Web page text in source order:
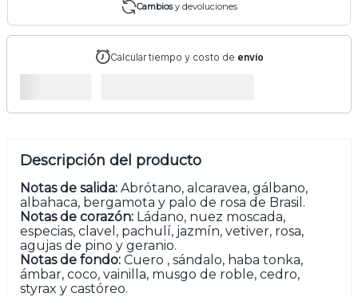
Cambiosy devoluciones
Calcular tiempo y costo de envío
Descripción del producto
Notas de salida: Abrótano, alcaravea, gálbano,
albahaca, bergamota y palo de rosa de Brasil.
Notas de corazón: Ládano, nuez moscada,
especias, clavel, pachulí, jazmín, vetiver, rosa,
agujas de pino y geranio.
Notas de fondo: Cuero , sándalo, haba tonka,
ámbar, coco, vainilla, musgo de roble, cedro,
styrax y castóreo.